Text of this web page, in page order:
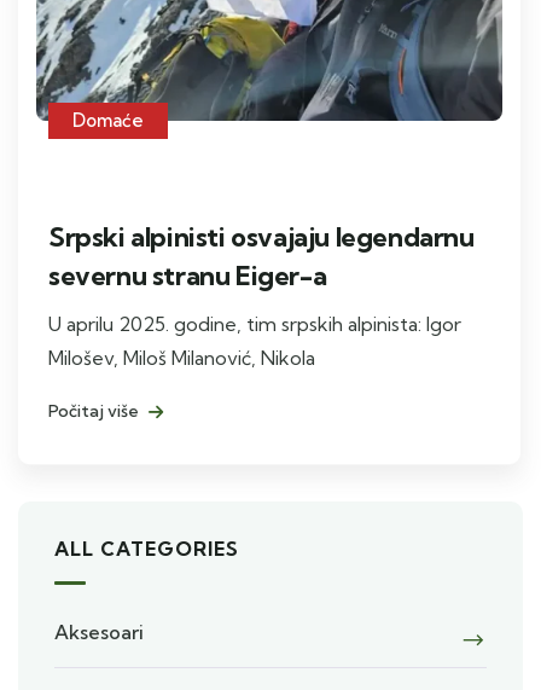
Domaće
Srpski alpinisti osvajaju legendarnu
severnu stranu Eiger-a
U aprilu 2025. godine, tim srpskih alpinista: Igor
Milošev, Miloš Milanović, Nikola
Počitaj više
ALL CATEGORIES
Aksesoari